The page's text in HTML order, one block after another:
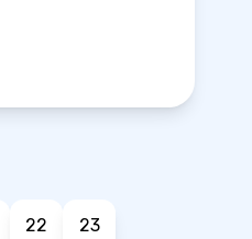
22 23